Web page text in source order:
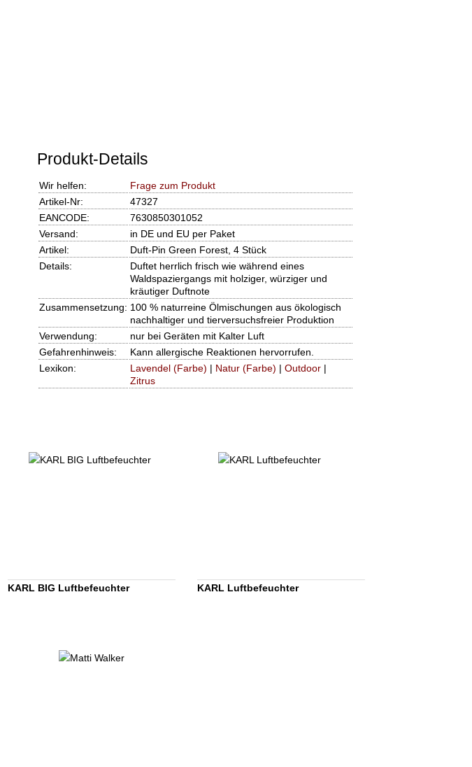
Produkt-Details
Wir helfen:
Frage zum Produkt
Artikel-Nr:
47327
EANCODE:
7630850301052
Versand:
in DE und EU per Paket
Artikel:
Duft-Pin Green Forest, 4 Stück
Details:
Duftet herrlich frisch wie während eines
Waldspaziergangs mit holziger, würziger und
kräutiger Duftnote
Zusammensetzung: 100 % naturreine Ölmischungen aus ökologisch
nachhaltiger und tierversuchsfreier Produktion
Verwendung:
nur bei Geräten mit Kalter Luft
Gefahrenhinweis:
Kann allergische Reaktionen hervorrufen.
Lexikon:
Lavendel (Farbe) | Natur (Farbe) | Outdoor|
Zitrus
KARL BIG Luftbefeuchter KARL Luftbefeuchter